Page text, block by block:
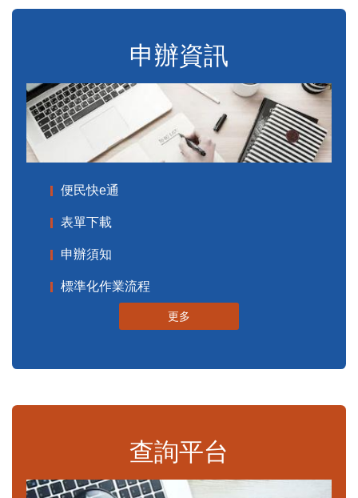
申辦資訊
便民快e通
表單下載
申辦須知
標準化作業流程
更多
查詢平台